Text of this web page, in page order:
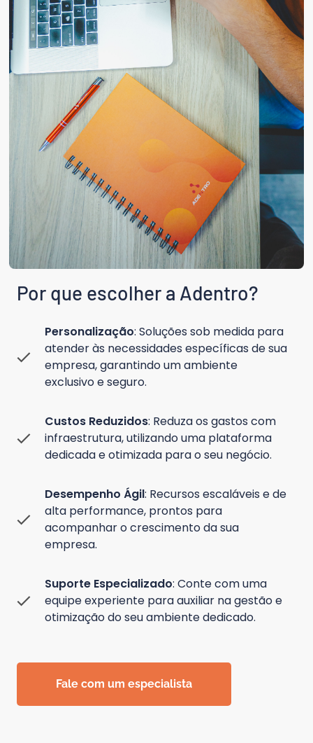
Por que escolher a Adentro?
Personalização: Soluções sob medida para
atender às necessidades específicas de sua
empresa, garantindo um ambiente
exclusivo e seguro.
Custos Reduzidos: Reduza os gastos com
infraestrutura, utilizando uma plataforma
dedicada e otimizada para o seu negócio.
Desempenho Ágil: Recursos escaláveis e de
alta performance, prontos para
acompanhar o crescimento da sua
empresa.
Suporte Especializado: Conte com uma
equipe experiente para auxiliar na gestão e
otimização do seu ambiente dedicado.
Fale com um especialista